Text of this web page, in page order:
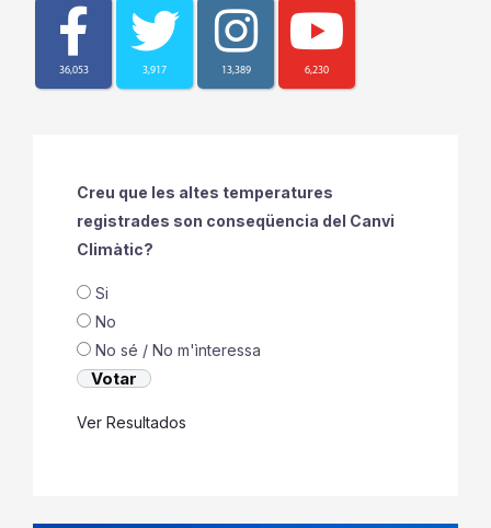
36,053 3,917 13,389 6,230
Creu que les altes temperatures
registrades son conseqüencia del Canvi
Climàtic?
Si
No
No sé / No m'ìnteressa
Ver Resultados